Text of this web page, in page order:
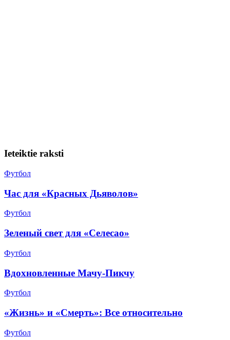
Ieteiktie raksti
Футбол
Час для «Красных Дьяволов»
Футбол
Зеленый свет для «Селесао»
Футбол
Вдохновленные Мачу-Пикчу
Футбол
«Жизнь» и «Смерть»: Все относительно
Футбол